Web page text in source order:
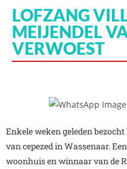
LOFZANG
MEIJENDEL
VERWOEST
Enkele weken geleden
van cepezed in Wassenaar.
woonhuis en winnaar van de